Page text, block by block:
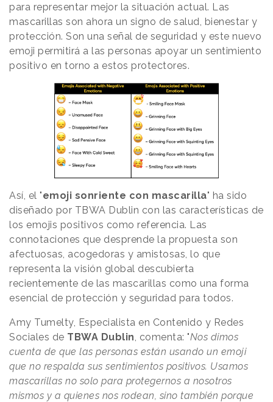
para representar mejor la situación actual. Las
mascarillas son ahora un signo de salud, bienestar y
protección. Son una señal de seguridad y este nuevo
emoji permitirá a las personas apoyar un sentimiento
positivo en torno a estos protectores.
Así, el "emoji sonriente con mascarilla" ha sido
diseñado por TBWA Dublin con las características de
los emojis positivos como referencia. Las
connotaciones que desprende la propuesta son
afectuosas, acogedoras y amistosas, lo que
representa la visión global descubierta
recientemente de las mascarillas como una forma
esencial de protección y seguridad para todos.
Amy Tumelty, Especialista en Contenido y Redes
Sociales de TBWA Dublin, comenta: "Nos dimos
cuenta de que las personas están usando un emoji
que no respalda sus sentimientos positivos. Usamos
mascarillas no solo para protegernos a nosotros
mismos y a quienes nos rodean, sino también porque